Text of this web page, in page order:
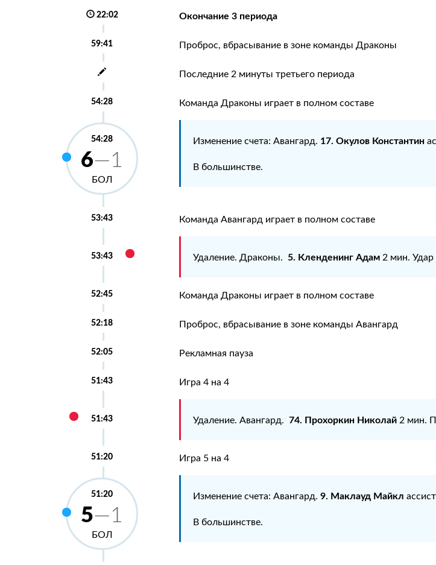
22:02
Окончание 3 периода
59:41 Проброс, вбрасывание в зоне команды Драконы
Последние 2 минуты третьего периода
54:28 Команда Драконы играет в полном составе
54:28
6—1
БОЛ
Изменение счета: Авангард. 17. Окулов Константин
В большинстве.
53:43 Команда Авангард играет в полном составе
53:43 Удаление. Драконы. 5. Кленденинг Адам2 мин.
52:45 Команда Драконы играет в полном составе
52:18 Проброс, вбрасывание в зоне команды Авангард
52:05 Рекламная пауза
51:43 Игра 4 на 4
51:43 Удаление. Авангард.74. Прохоркин Николай2 мин.
51:20 Игра 5 на 4
51:20
5—1
БОЛ
Изменение счета: Авангард.9. Маклауд Майкл
В большинстве.